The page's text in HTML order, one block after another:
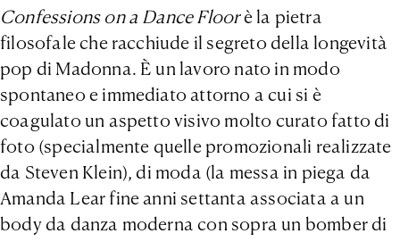
Confessions on a Dance Floorè la pietra
filosofale che racchiude il segreto della longevità
pop di Madonna. È un lavoro nato in modo
spontaneo e immediato attorno a cui si è
coagulato un aspetto visivo molto curato fatto di
foto (specialmente quelle promozionali realizzate
da Steven Klein), di moda (la messa in piega da
Amanda Lear fine anni settanta associata a un
body da danza moderna con sopra un bomber di